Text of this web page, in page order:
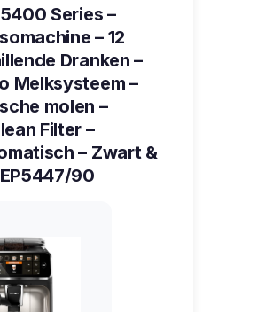
Series –
– 12
Dranken –
Melksysteem –
molen –
Filter –
– Zwart &
90